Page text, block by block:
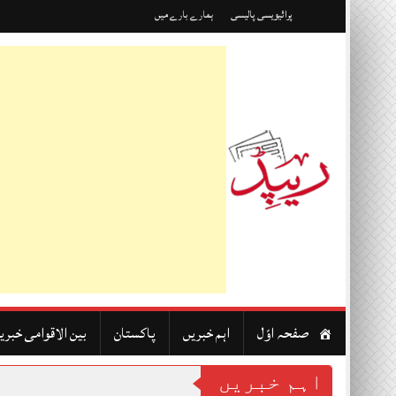
content
پرائیویسی پالیسی ہمارے بارے میں
صفحہ اوّل اہم خبریں پاکستان بین الاقوامی
اہم خبریں